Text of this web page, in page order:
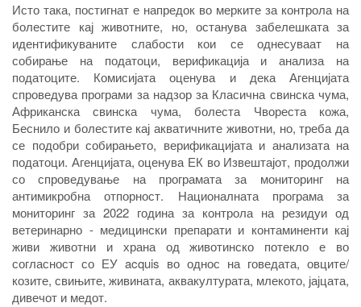
Исто така, постигнат е напредок во мерките за контрола на
болестите кај животните, но, останува забелешката за
идентификуваните слабости кои се однесуваат на
собирање на податоци, верификација и анализа на
податоците. Комисијата оценува и дека Агенцијата
спроведува програми за надзор за Класична свинска чума,
Африканска свинска чума, болеста Чвореста кожа,
Беснило и болестите кај акватичните животни, но, треба да
се подобри собирањето, верификацијата и анализата на
податоци. Агенцијата, оценува ЕК во Извештајот, продолжи
со спроведување на програмата за мониторинг на
антимикробна отпорност. Националната програма за
мониторинг за 2022 година за контрола на резидуи од
ветеринарно - медицински препарати и контаминенти кај
живи животни и храна од животинско потекло е во
согласност со ЕУ acquis во однос на говедата, овците/
козите, свињите, живината, аквакултурата, млекото, јајцата,
дивечот и медот.